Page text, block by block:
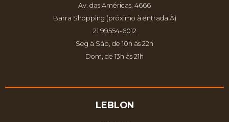
Av. das Américas, 4666
Barra Shopping (próximo à entrada À)
21 99554-6012
Seg à Sáb, de 10h às 22h
Dom, de 13h às 21h
LEBLON